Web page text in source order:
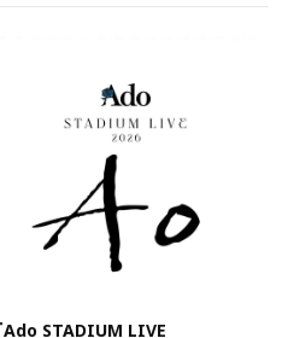
Ado STADIUM LIVE